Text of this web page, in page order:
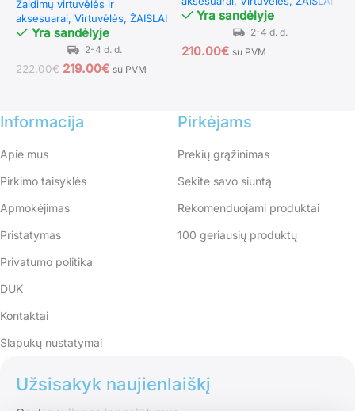
(Žalia)
Žaidimų virtuvėlės ir
aksesuarai Virtuvėlės ŽAISLAI
Yra sandėlyje
222.00€ 219.00€ su PVM
Yra sandėlyje
210.00€ su PVM
Informacija
Apie mus
Pirkimo taisyklės
Apmokėjimas
Pristatymas
Privatumo politika
DUK
Kontaktai
Slapukų nustatymai
Pirkėjams
Prekių grąžinimas
Sekite savo siuntą
Rekomenduojami produktai
100 geriausių produktų
Užsisakyk naujienlaiškį